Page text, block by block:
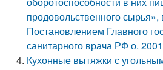
продовольственного
Постановлением Главного
санитарного врача РФ о.
Кухонные вытяжки с